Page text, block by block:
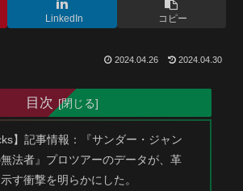
LinkedIn コピー
2024.04.26 2024.04.30
目次
】記事情報：『サンダー・ジャン
法者』プロツアーのデータが、革
す衝撃を明らかにした。